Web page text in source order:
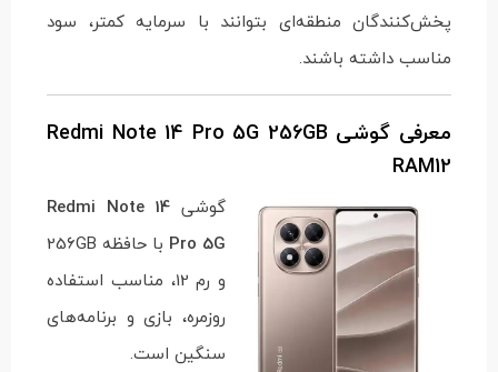
پخش‌کنندگان منطقه‌ای بتوانند با سرمایه کمتر، سود
مناسب داشته باشند.
معرفی گوشی Redmi Note 14 Pro 5G 256GB
RAM12
گوشی Redmi Note 14
Pro 5G
با حافظه 256GB
و رم 12، مناسب استفاده
روزمره، بازی و برنامه‌های
سنگین است.